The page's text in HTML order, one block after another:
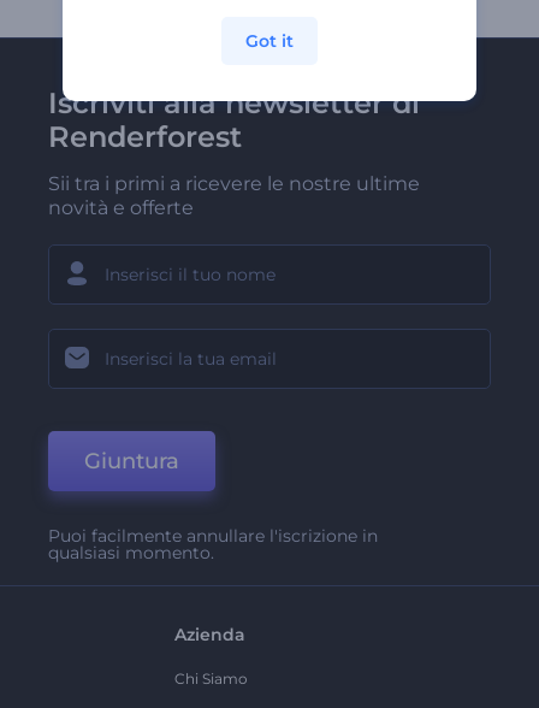
Iscriviti alla newsletter di
Renderforest
Sii tra i primi a ricevere le nostre ultime
novità e offerte
Giuntura
Puoi facilmente annullare l'iscrizione in
qualsiasi momento.
Azienda
Chi Siamo
Got it